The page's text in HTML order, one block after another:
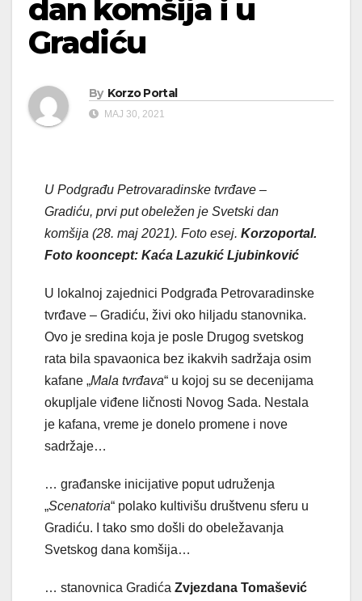
dan komšija i u
Gradiću
By Korzo Portal
МАЈ 30, 2021
U Podgrađu Petrovaradinske tvrđave –
Gradiću, prvi put obeležen je Svetski dan
komšija (28. maj 2021). Foto esej. Korzoportal.
Foto kooncept: Kaća Lazukić Ljubinković
U lokalnoj zajednici Podgrađa Petrovaradinske
tvrđave – Gradiću, živi oko hiljadu stanovnika.
Ovo je sredina koja je posle Drugog svetskog
rata bila spavaonica bez ikakvih sadržaja osim
kafane „Mala tvrđava“ u kojoj su se decenijama
okupljale viđene ličnosti Novog Sada. Nestala
je kafana, vreme je donelo promene i nove
sadržaje…
… građanske inicijative poput udruženja
„Scenatoria“ polako kultivišu društvenu sferu u
Gradiću. I tako smo došli do obeležavanja
Svetskog dana komšija…
… stanovnica Gradića Zvjezdana Tomašević